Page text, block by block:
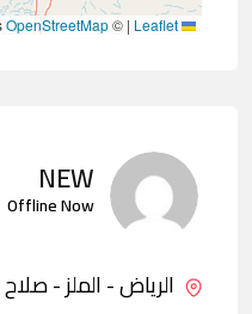
|
©
OpenStreetMap
NEW
Offline Now
الرياض - الملز -